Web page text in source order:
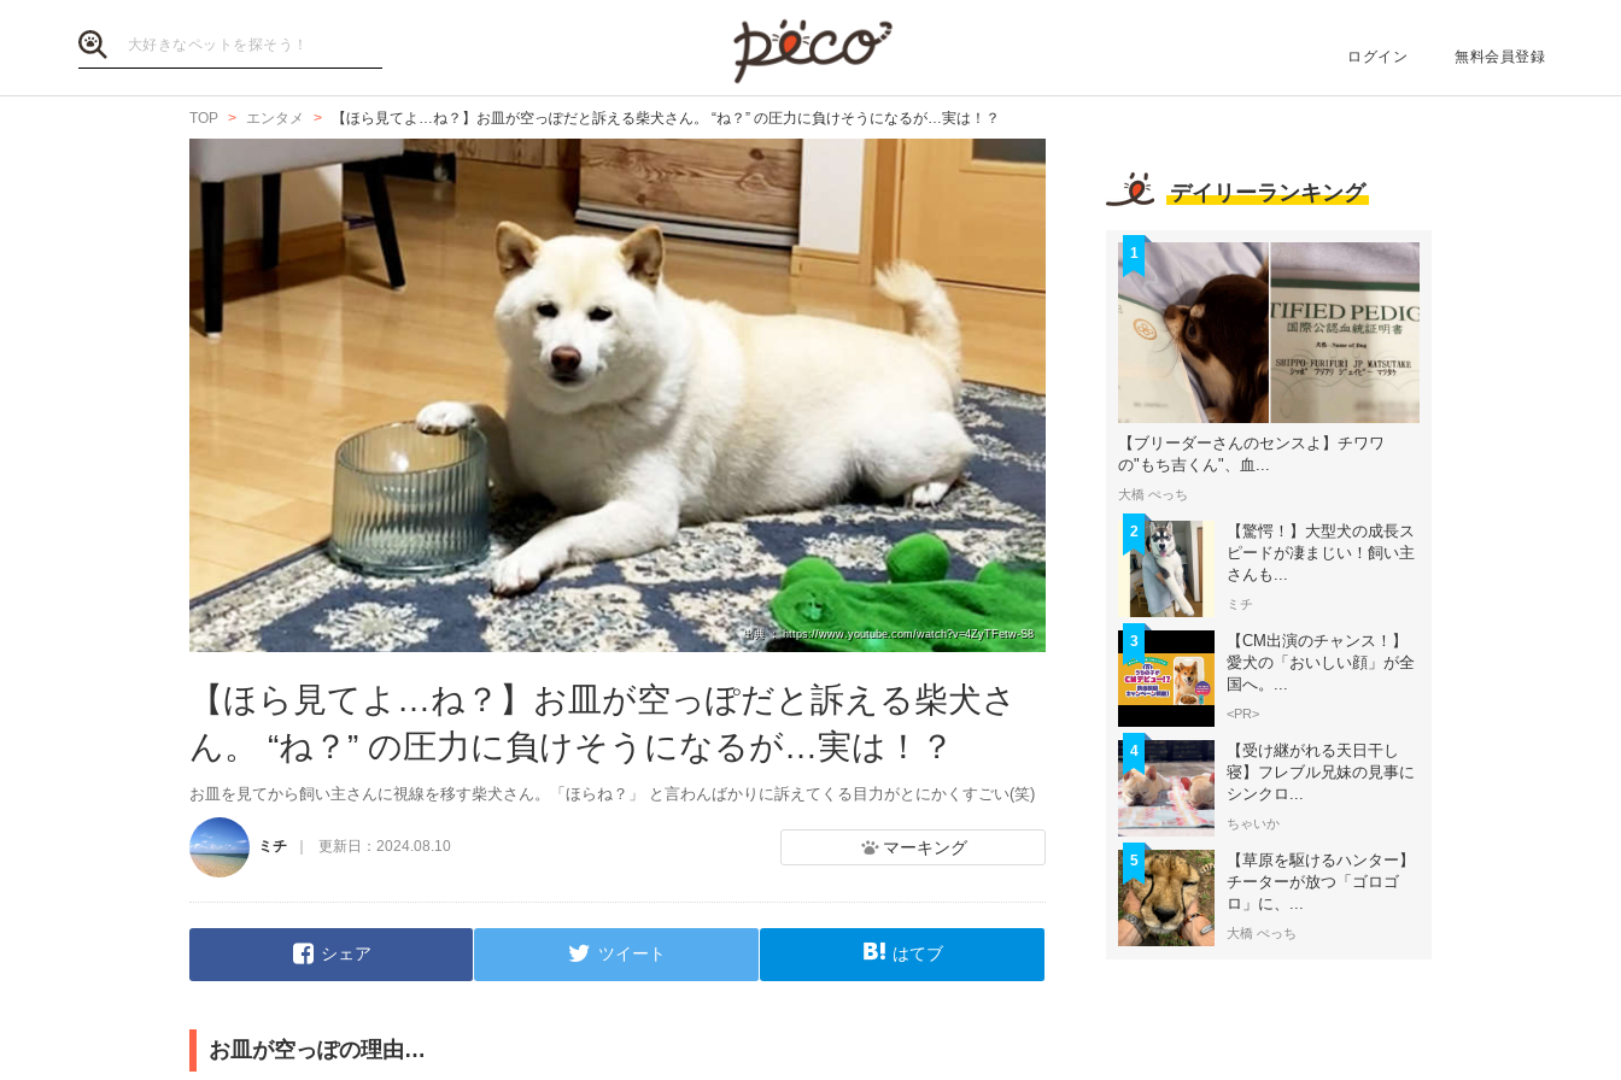
ログイン 無料会員登録
TOP エンタメ 【ほら見てよ…ね？】お皿が空っぽだと訴える柴犬さん。 “ね？” の圧力に負けそうになるが…実は！？
出典 ： https://www.youtube.com/watch?v=4ZyTFetw-S8
【ほら見てよ…ね？】お皿が空っぽだと訴える柴犬さ
ん。 “ね？” の圧力に負けそうになるが…実は！？
お皿を見てから飼い主さんに視線を移す柴犬さん。「ほらね？」 と言わんばかりに訴えてくる目力がとにかくすごい(笑)
ミチ 更新日： 2024.08.10 マーキング
シェア ツイート はてブ
お皿が空っぽの理由…
デイリーランキング
1
【ブリーダーさんのセンスよ】チワワ
の"もち吉くん"、血...
大橋 ぺっち
2
【驚愕！】大型犬の成長ス
ピードが凄まじい！飼い主
さんも...
ミチ
3
【CM出演のチャンス！】
愛犬の「おいしい顔」が全
国へ。...
<PR>
4
【受け継がれる天日干し
寝】フレブル兄妹の見事に
シンクロ...
ちゃいか
5
【草原を駆けるハンター】
チーターが放つ「ゴロゴ
ロ」に、...
大橋 ぺっち